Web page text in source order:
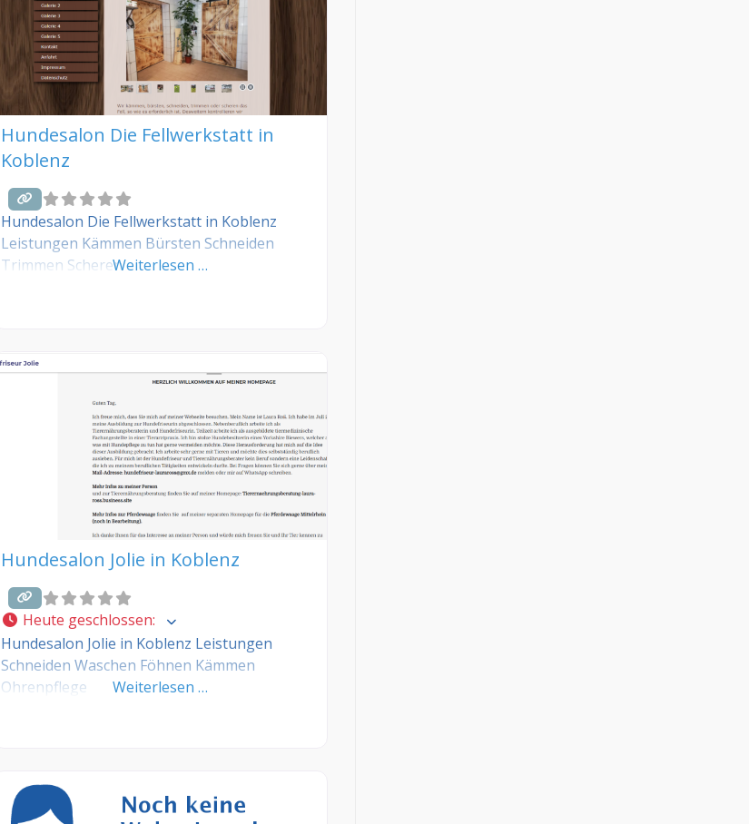
Hundesalon Die Fellwerkstatt in
Koblenz
Hundesalon Die Fellwerkstatt in Koblenz
Leistungen Kämmen Bürsten Schneiden
Trimmen ScherenWeiterlesen …
Hundesalon Jolie in Koblenz
Heute geschlossen:
Hundesalon Jolie in Koblenz Leistungen
Schneiden Waschen Föhnen Kämmen
Ohrenpflege
Weiterlesen …